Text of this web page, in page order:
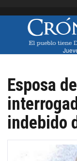
Esposa
indebido